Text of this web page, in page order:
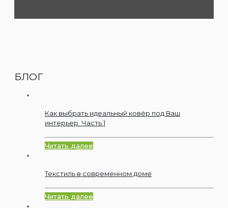
БЛОГ
Как выбрать идеальный ковёр под Ваш
интерьер. Часть 1
Читать далее
Текстиль в современном доме
Читать далее